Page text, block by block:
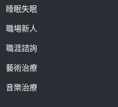
睡眠失眠
職場新人
職涯諮詢
藝術治療
音樂治療